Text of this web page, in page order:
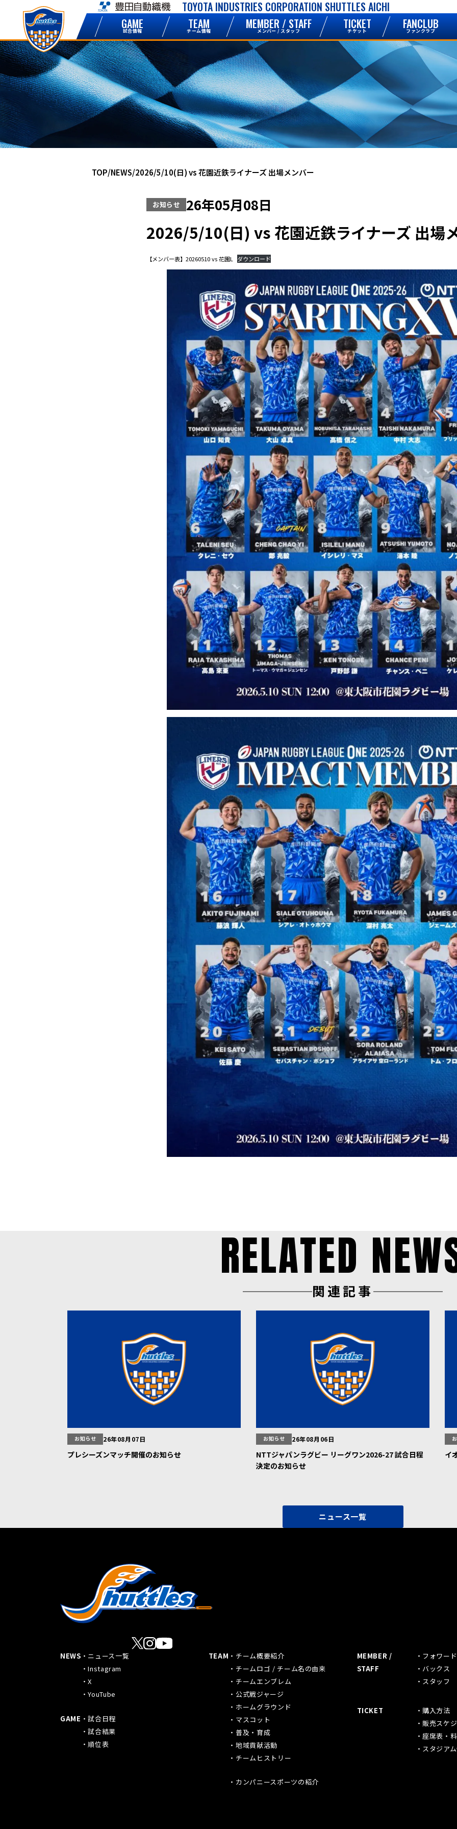
TOYOTA INDUSTRIES CORPORATION SHUTTLES AICHI
NEWS
お知らせ GAME
試合情報 TEAM
チーム情報 MEMBER / STAFF
メンバー / スタッフ TICKET
チケット FANCLUB
ファンクラブ
NEWSTOP NEWS 2026/5/10(日) vs 花園近鉄ライナーズ 出場メンバー
お知らせ 26年05月08日
2026/5/10(日) vs 花園近鉄ライナーズ 出場
【メンバー表】20260510 vs 花園L ダウンロード
RELATED
関連記事
お知らせ 26年08月07日
プレシーズンマッチ開催のお知らせ
お知らせ 26年08月06日
NTTジャパンラグビー リーグワン2026-27 試合日程
決定のお知らせ
イ
ニュース一覧
NEWS
ニュース一覧
Instagram
X
YouTube
GAME
試合日程
試合結果
順位表
TEAM
チーム概要紹介
チームロゴ / チーム名の由来
チームエンブレム
公式戦ジャージ
ホームグラウンド
マスコット
普及・育成
地域貢献活動
チームヒストリー
カンパニースポーツの紹介
MEMBER /
STAFF
フォワード
バックス
スタッフ
TICKET
購入方法
販売スケ
座席表・
スタジア